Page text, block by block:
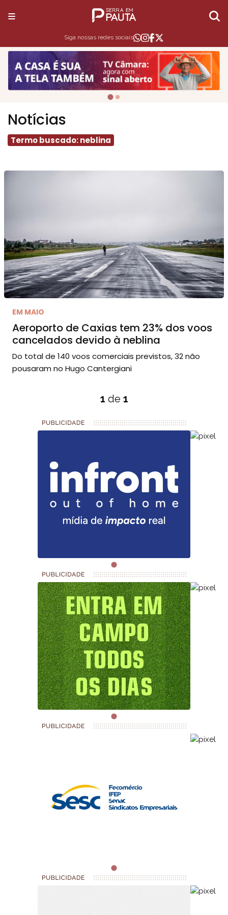
Siga nossas redes sociais
Notícias
Termo buscado: neblina
EM MAIO
Aeroporto de Caxias tem 23% dos voos
cancelados devido à neblina
Do total de 140 voos comerciais previstos, 32 não
pousaram no Hugo Cantergiani
1 de 1